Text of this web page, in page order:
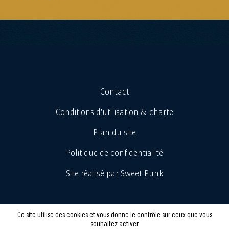
Contact
Conditions d'utilisation & charte
Plan du site
Politique de confidentialité
Site réalisé par Sweet Punk
Ce site utilise des cookies et vous donne le contrôle sur ceux que vous
souhaitez activer